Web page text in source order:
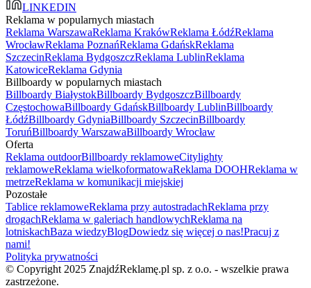
LINKEDIN
Reklama w popularnych miastach
Reklama WarszawaReklama KrakówReklama ŁódźReklama
WrocławReklama PoznańReklama GdańskReklama
SzczecinReklama BydgoszczReklama LublinReklama
KatowiceReklama Gdynia
Billboardy w popularnych miastach
Billboardy BiałystokBillboardy BydgoszczBillboardy
CzęstochowaBillboardy GdańskBillboardy LublinBillboardy
ŁódźBillboardy GdyniaBillboardy SzczecinBillboardy
ToruńBillboardy WarszawaBillboardy Wrocław
Oferta
Reklama outdoorBillboardy reklamoweCitylighty
reklamoweReklama wielkoformatowaReklama DOOHReklama w
metrzeReklama w komunikacji miejskiej
Pozostałe
Tablice reklamoweReklama przy autostradachReklama przy
drogachReklama w galeriach handlowychReklama na
lotniskachBaza wiedzyBlogDowiedz się więcej o nas!Pracuj z
nami!
Polityka prywatności
© Copyright 2025 ZnajdźReklamę.pl sp. z o.o. - wszelkie prawa
zastrzeżone.